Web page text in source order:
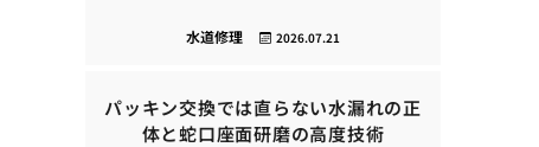
2026.07.21
水道修理
パッキン交換では直らない水漏れの正
体と蛇口座面研磨の高度技術